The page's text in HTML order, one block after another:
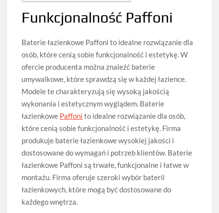
Funkcjonalność Paffoni
Baterie łazienkowe Paffoni to idealne rozwiązanie dla
osób, które cenią sobie funkcjonalność i estetykę. W
ofercie producenta można znaleźć baterie
umywalkowe, które sprawdzą się w każdej łazience.
Modele te charakteryzują się wysoką jakością
wykonania i estetycznym wyglądem. Baterie
łazienkowe Paffoni to idealne rozwiązanie dla osób,
które cenią sobie funkcjonalność i estetykę. Firma
produkuje baterie łazienkowe wysokiej jakości i
dostosowane do wymagań i potrzeb klientów. Baterie
łazienkowe Paffoni są trwałe, funkcjonalne i łatwe w
montażu. Firma oferuje szeroki wybór baterii
łazienkowych, które mogą być dostosowane do
każdego wnętrza.